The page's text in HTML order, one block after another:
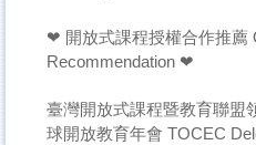
❤ 開放式課程授權合作推薦
Recommendation ❤
臺灣開放式課程暨教育聯盟
球開放教育年會 TOCEC